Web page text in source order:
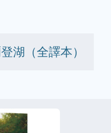
湖（全譯本）